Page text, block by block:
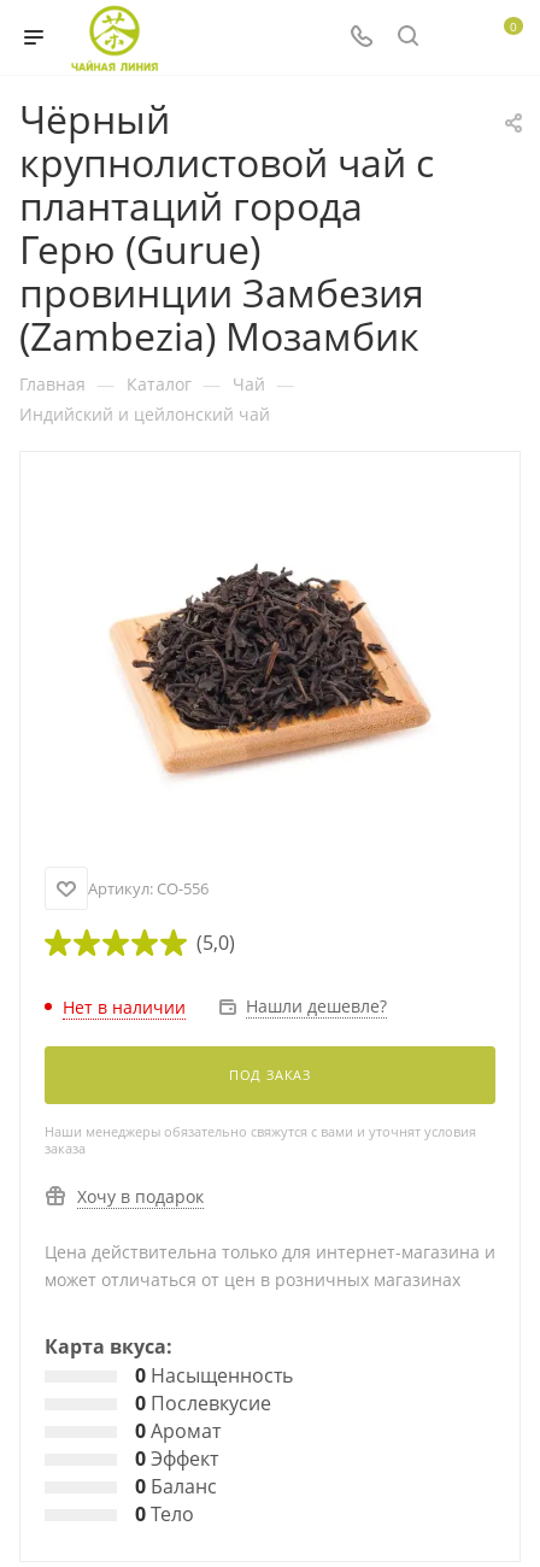
0
Чёрный
крупнолистовой чай с
плантаций города
Герю (Gurue)
провинции Замбезия
(Zambezia) Мозамбик
Главная — Каталог — Чай —
Индийский и цейлонский чай
Артикул: CO-556
(5,0)
Нет в наличии Нашли дешевле?
ПОД ЗАКАЗ
Наши менеджеры обязательно свяжутся с вами и уточнят условия
заказа
Хочу в подарок
Цена действительна только для интернет-магазина и
может отличаться от цен в розничных магазинах
Карта вкуса:
0 Насыщенность
0 Послевкусие
0Аромат
0Эффект
0 Баланс
0Тело